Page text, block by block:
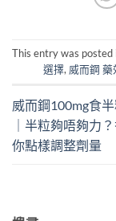
This entry was posted
選擇, 威而鋼 藥
威而鋼100mg食
｜半粒夠唔夠力
你點樣調整劑量